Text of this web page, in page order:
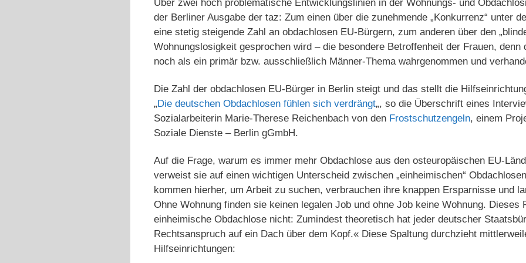
Über zwei hoch problematische Entwicklungslinien in der Wohnungs- und
der Berliner Ausgabe der taz: Zum einen über die zunehmende „Konkurrenz“ unter
eine stetig steigende Zahl an obdachlosen EU-Bürgern, zum anderen über den
Wohnungslosigkeit gesprochen wird – die besondere Betroffenheit der Frauen, denn
noch als ein primär bzw. ausschließlich Männer-Thema wahrgenommen und
Die Zahl der obdachlosen EU-Bürger in Berlin steigt und das stellt die
„Die deutschen Obdachlosen fühlen sich verdrängt„, so die Überschrift eines
Sozialarbeiterin Marie-Therese Reichenbach von den Frostschutzengeln, einem
Soziale Dienste – Berlin gGmbH.
Auf die Frage, warum es immer mehr Obdachlose aus den osteuropäischen EU-
verweist sie auf einen wichtigen Unterscheid zwischen „einheimischen“
kommen hierher, um Arbeit zu suchen, verbrauchen ihre knappen Ersparnisse und
Ohne Wohnung finden sie keinen legalen Job und ohne Job keine Wohnung. Dieses
einheimische Obdachlose nicht: Zumindest theoretisch hat jeder deutscher
Rechtsanspruch auf ein Dach über dem Kopf.« Diese Spaltung durchzieht
Hilfseinrichtungen: